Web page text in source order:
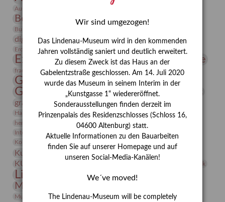
Ausstellung „Vier Winde“
Bernhard August von Lindenau
Burg Posterstein
digitallabor Entartete Kunst
Enteignung
Erdmann Julius Dietrich
Erlebnisportal estrusker Exlibris
Expressionismus Festrede Florenz Fotografie
frauen Frauen in der Antike und heute
Gerhard-Altenbourg-Preis
Gerhard Altenbourg
Gerhard Kurt Müller
grafische sammlung griechische Mythologie
Hanns-Conon von der Gabelentz Heinrich Kirchhoff Heldinnen
herman de vries Humboldt
Insekten
Integriertes Schädlingsmanagement
Jahresempfang
Kolosseum
Kunst
Kunstmuseum Kunstvermittlung Kunst von Kühl
KUNSTWAND Künstler Lehmbruck
Lindenau-Museum Marstall
Museumsgeschichte
Museumspädagogik Mäzen Napoleon Natur
Neue Remise
Wir sind umgezogen!
Das Lindenau-Museum wird in den kommenden
Jahren vollständig saniert und deutlich erweitert.
Zu diesem Zweck ist das Haus an der
Gabelentzstraße geschlossen. Am 14. Juli 2020
wurde das Museum in seinem Interim in der
„Kunstgasse 1“ wiedereröffnet.
Sonderausstellungen finden derzeit im
Prinzenpalais des Residenzschlosses (Schloss 16,
04600 Altenburg) statt.
Aktuelle Informationen zu den Bauarbeiten
finden Sie auf unserer Homepage und auf
unseren Social-Media-Kanälen!
We´ve moved!
The Lindenau-Museum will be completely